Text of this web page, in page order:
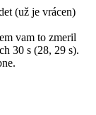
(už je vrácen)
vam to zmeril
30 s (28, 29 s).